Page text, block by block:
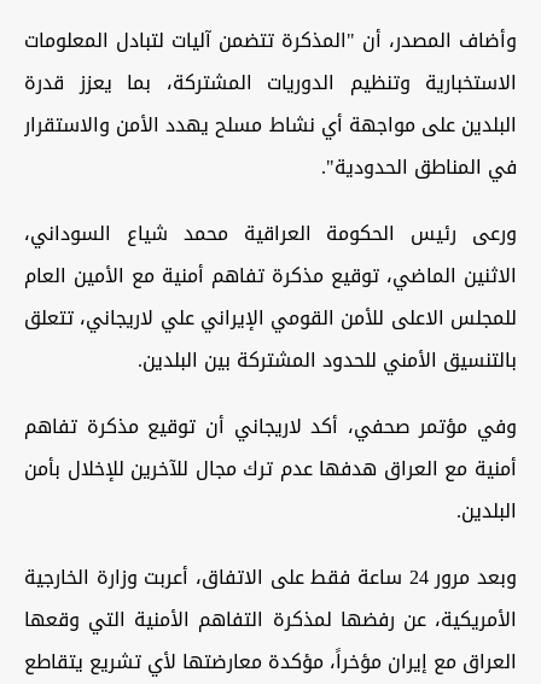
وأضاف المصدر، أن "المذكرة تتضمن آليات لتبادل المعلومات
الاستخبارية وتنظيم الدوريات المشتركة، بما يعزز قدرة
البلدين على مواجهة أي نشاط مسلح يهدد الأمن والاستقرار
في المناطق الحدودية".
ورعى رئيس الحكومة العراقية محمد شياع السوداني،
الاثنين الماضي، توقيع مذكرة تفاهم أمنية مع الأمين العام
للمجلس الاعلى للأمن القومي الإيراني علي لاريجاني، تتعلق
بالتنسيق الأمني للحدود المشتركة بين البلدين.
وفي مؤتمر صحفي، أكد لاريجاني أن توقيع مذكرة تفاهم
أمنية مع العراق هدفها عدم ترك مجال للآخرين للإخلال بأمن
البلدين.
وبعد مرور 24 ساعة فقط على الاتفاق، أعربت وزارة الخارجية
الأمريكية، عن رفضها لمذكرة التفاهم الأمنية التي وقعها
العراق مع إيران مؤخراً، مؤكدة معارضتها لأي تشريع يتقاطع